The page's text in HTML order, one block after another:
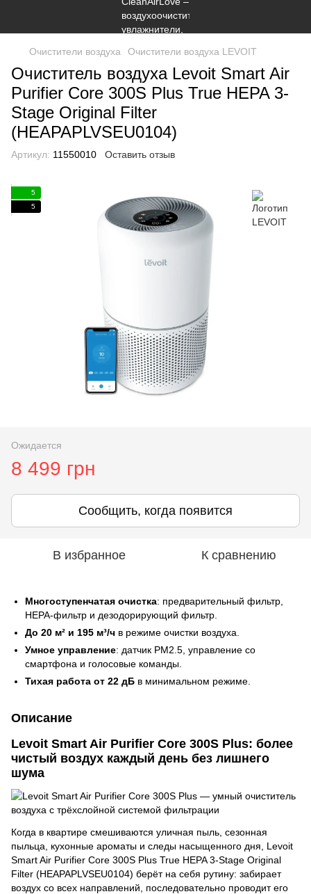
Очистители воздуха Очистители воздуха LEVOIT
Очиститель воздуха Levoit Smart Air
Purifier Core 300S Plus True HEPA 3-
Stage Original Filter
(HEAPAPLVSEU0104)
Артикул: 11550010 Оставить отзыв
5
5
Ожидается
8 499 грн
Сообщить, когда появится
В избранное К сравнению
Многоступенчатая очистка: предварительный фильтр,
HEPA-фильтр и дезодорирующий фильтр.
До 20 м² и 195 м³/ч в режиме очистки воздуха.
Умное управление: датчик PM2.5, управление со
смартфона и голосовые команды.
Тихая работа от 22 дБ в минимальном режиме.
Описание
Levoit Smart Air Purifier Core 300S Plus: более
чистый воздух каждый день без лишнего
шума
Когда в квартире смешиваются уличная пыль, сезонная
пыльца, кухонные ароматы и следы насыщенного дня, Levoit
Smart Air Purifier Core 300S Plus True HEPA 3-Stage Original
Filter (HEAPAPLVSEU0104) берёт на себя рутину: забирает
воздух со всех направлений, последовательно проводит его